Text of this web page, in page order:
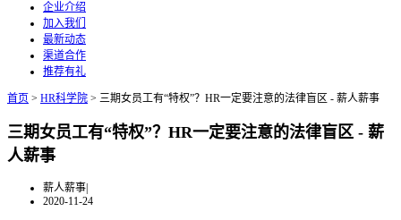
企业介绍
加入我们
最新动态
渠道合作
推荐有礼
首页 > HR科学院 > 三期女员工有“特权”？HR一定要注意的法律盲区 - 薪人薪事
三期女员工有“特权”？HR一定要注意的法律盲区 - 薪
人薪事
薪人薪事|
2020-11-24